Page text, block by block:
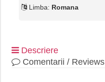
Limba: Romana
Descriere
Comentarii / Reviews